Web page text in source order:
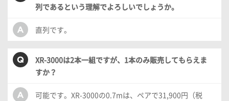
列であるという理解でよろしいでしょうか。
直列です。
XR-3000は2本一組ですが、1本のみ販売してもらえま
すか？
可能です。XR-3000の0.7mは、ペアで31,900円（税